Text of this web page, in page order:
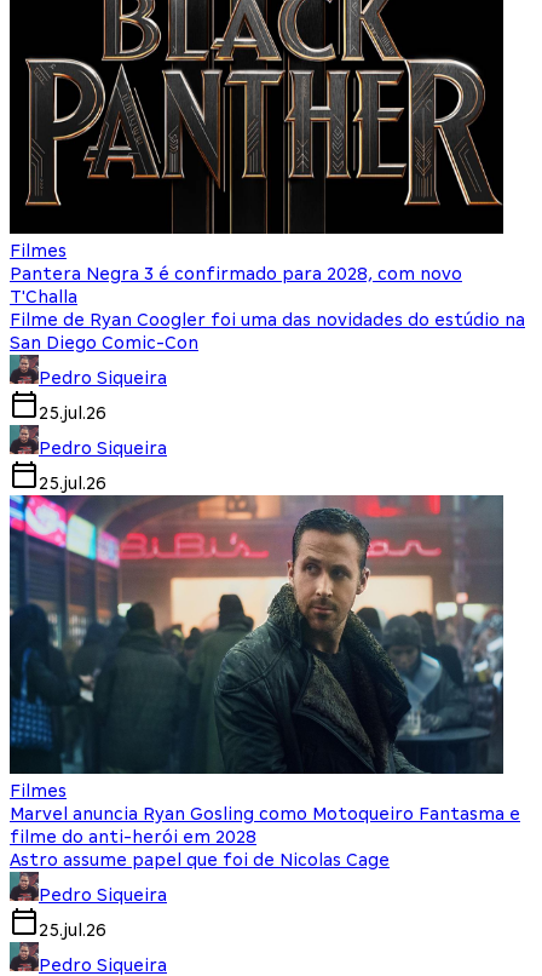
Filmes
Pantera Negra 3 é confirmado para 2028, com novo
T'Challa
Filme de Ryan Coogler foi uma das novidades do estúdio na
San Diego Comic-Con
Pedro Siqueira
25.jul.26
Pedro Siqueira
25.jul.26
Filmes
Marvel anuncia Ryan Gosling como Motoqueiro Fantasma e
filme do anti-herói em 2028
Astro assume papel que foi de Nicolas Cage
Pedro Siqueira
25.jul.26
Pedro Siqueira